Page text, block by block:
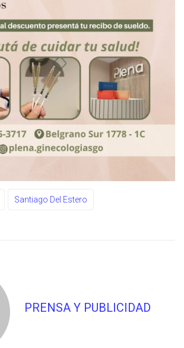
Santiago Del Estero
PRENSA Y PUBLICIDAD